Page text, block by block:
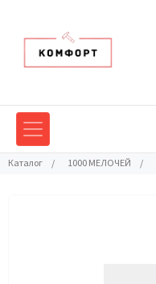
Каталог / 1000 МЕЛОЧЕЙ /